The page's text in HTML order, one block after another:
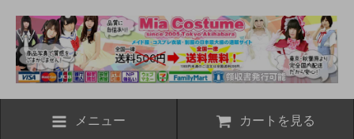
メニュー カートを見る